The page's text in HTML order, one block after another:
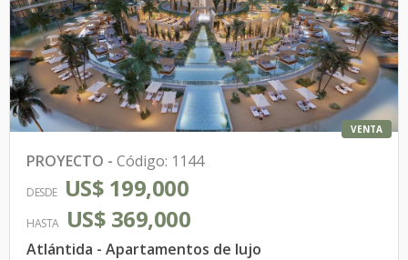
VENTA
PROYECTO - Código: 1144
DESDE US$ 199,000
HASTA US$ 369,000
Atlántida - Apartamentos de lujo